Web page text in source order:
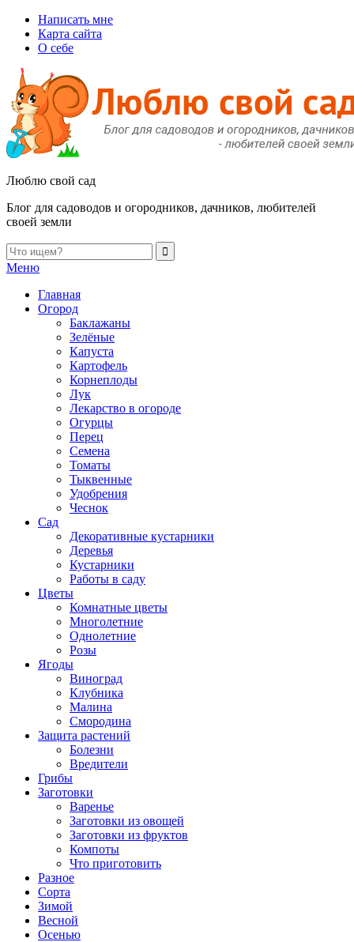
Написать мне
Карта сайта
О себе
Люблю свой сад
Блог для садоводов и огородников, дачников, любителей
своей земли
Меню
Главная
Огород
Баклажаны
Зелёные
Капуста
Картофель
Корнеплоды
Лук
Лекарство в огороде
Огурцы
Перец
Семена
Томаты
Тыквенные
Удобрения
Чеснок
Сад
Декоративные кустарники
Деревья
Кустарники
Работы в саду
Цветы
Комнатные цветы
Многолетние
Однолетние
Розы
Ягоды
Виноград
Клубника
Малина
Смородина
Защита растений
Болезни
Вредители
Грибы
Заготовки
Варенье
Заготовки из овощей
Заготовки из фруктов
Компоты
Что приготовить
Разное
Сорта
Зимой
Весной
Осенью